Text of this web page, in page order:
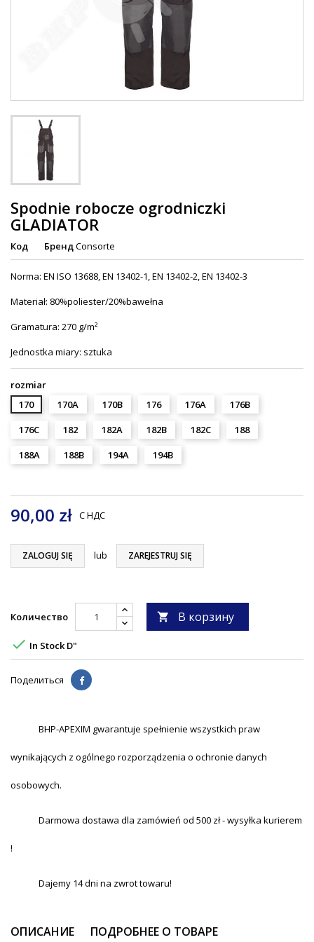
Spodnie robocze ogrodniczki
GLADIATOR
Код БрендConsorte
Norma: EN ISO 13688, EN 13402-1, EN 13402-2, EN 13402-3
Materiał: 80%poliester/20%bawełna
Gramatura: 270 g/m²
Jednostka miary: sztuka
rozmiar
170
170A 170B 176 176A
176B
176C
182 182A 182B 182C
188
188A
188B 194A 194B
90,00 zł С НДС
ZALOGUJ SIĘ lub ZAREJESTRUJ SIĘ
Количество  В корзину
 In Stock D"
Поделиться
BHP-APEXIM gwarantuje spełnienie wszystkich praw
wynikających z ogólnego rozporządzenia o ochronie danych
osobowych.
Darmowa dostawa dla zamówień od 500 zł - wysyłka kurierem
!
Dajemy 14 dni na zwrot towaru!
ОПИСАНИЕ ПОДРОБНЕЕ О ТОВАРЕ